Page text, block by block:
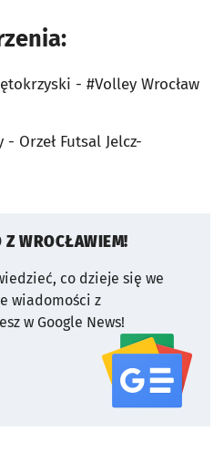
- #Volley Wrocław
Orzeł Futsal Jelcz-
Z WROCŁAWIEM!
co dzieje się we
wiadomości z
w Google News!
serwisu